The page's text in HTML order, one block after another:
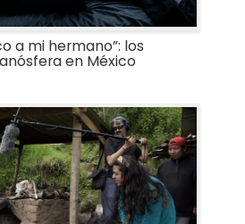
a mi hermano”: los
en México